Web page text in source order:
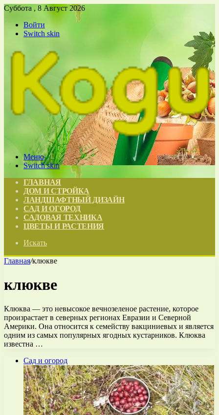
Суббота , 8 Август 2026
Войти
Switch skin
Меню
Switch skin
ГЛАВНАЯ
ДОМ И СТРОЙКА
ЛАНДШАФТНЫЙ ДИЗАЙН
САД И ОГОРОД
САДОВАЯ ТЕХНИКА
ЦВЕТЫ И РАСТЕНИЯ
Искать
Главная/клюкве
клюкве
Клюква — это невысокое вечнозеленое растение, которое
произрастает в северных регионах Евразии и Северной
Америки. Она относится к семейству вакциниевых и является
одним из самых популярных ягодных кустарников. Клюква
известна …
Сад и огород